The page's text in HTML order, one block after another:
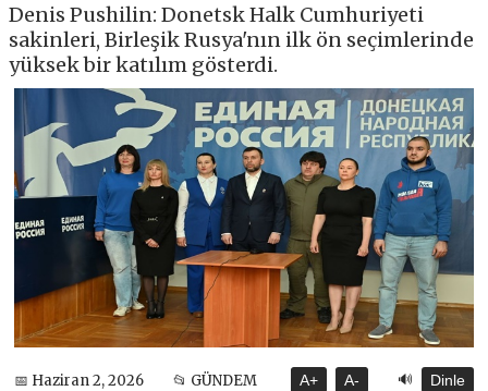
Denis Pushilin: Donetsk Halk Cumhuriyeti
sakinleri, Birleşik Rusya'nın ilk ön seçimlerinde
yüksek bir katılım gösterdi.
📅 Haziran 2, 2026 📂 GÜNDEM A+ A- 🔊 Dinle